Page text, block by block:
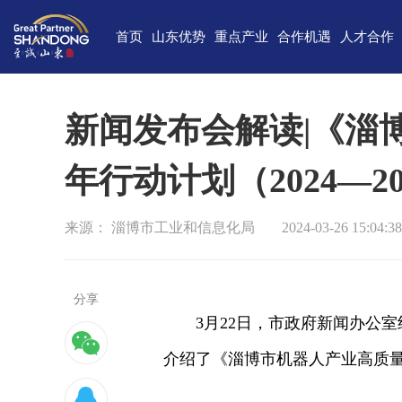
首页 山东优势
独特的区位优势
雄厚的经济基础
完备的产业体系
蓬勃的海洋经济
强大的科技实力
深厚的文化底蕴
重点产业
新一代信息技术 高端装备
新能源 新材料
现代海洋 医养健康
高端化工 现代高效农业
合作机遇
合作项目库
重点外资项目跟踪推进平台
人才合作
人才需求
最新招聘
中国(山
高新
经济
中国-上海合
新闻发布会解读|《淄
年行动计划（
来源： 淄博市工业和信息化局 2024-03-26 15:04:38
3月22日，市政府新闻办公
介绍了《淄博市机器人产业高质
分享